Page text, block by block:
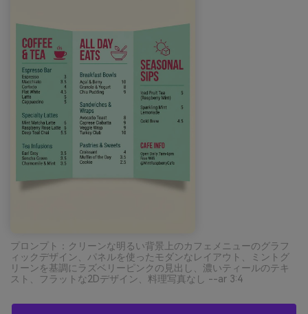
プロンプト：クリーンな明るい背景上のカフェメニューのグラフ
ィックデザイン、パネルを使ったモダンなレイアウト、ミントグ
リーンを基調にラズベリーピンクの見出し、濃いティールのテキ
スト、フラットな2Dデザイン、料理写真なし --ar 3:4